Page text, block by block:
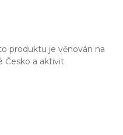
produktu je věnován na
Česko a aktivit